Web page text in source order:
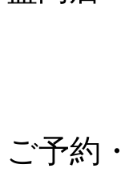
ご予約